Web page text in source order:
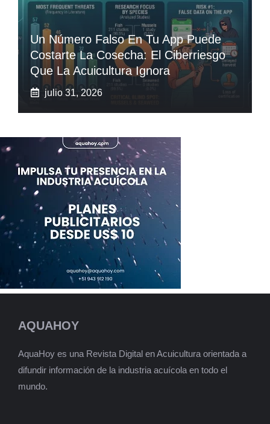
Un Número Falso En Tu App Puede
Costarte La Cosecha: El Ciberriesgo
Que La Acuicultura Ignora
julio 31, 2026
AQUAHOY
AquaHoy es una Revista Digital en Acuicultura orientada a
difundir información de la industria acuícola en todo el
mundo.